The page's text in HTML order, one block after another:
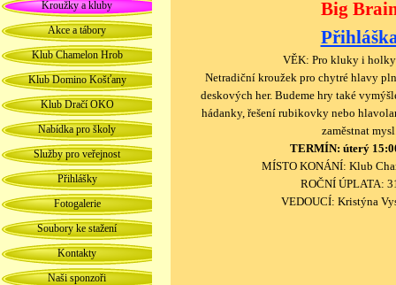
Kroužky a kluby
Akce a tábory
Klub Chamelon Hrob
Klub Domino Košťany
Klub Dračí OKO
Nabídka pro školy
Služby pro veřejnost
Přihlášky
Fotogalerie
Soubory ke stažení
Kontakty
Naši sponzoři
Big
VĚK: Pro kluky i
Netradiční kroužek pro chytré hlavy
deskových her. Budeme hry také
hádanky, řešení rubikovky nebo
zaměstnat
TERMÍN: úterý
MÍSTO KONÁNÍ: Klub
ROČNÍ ÚPLATA:
VEDOUCÍ: Kristýna